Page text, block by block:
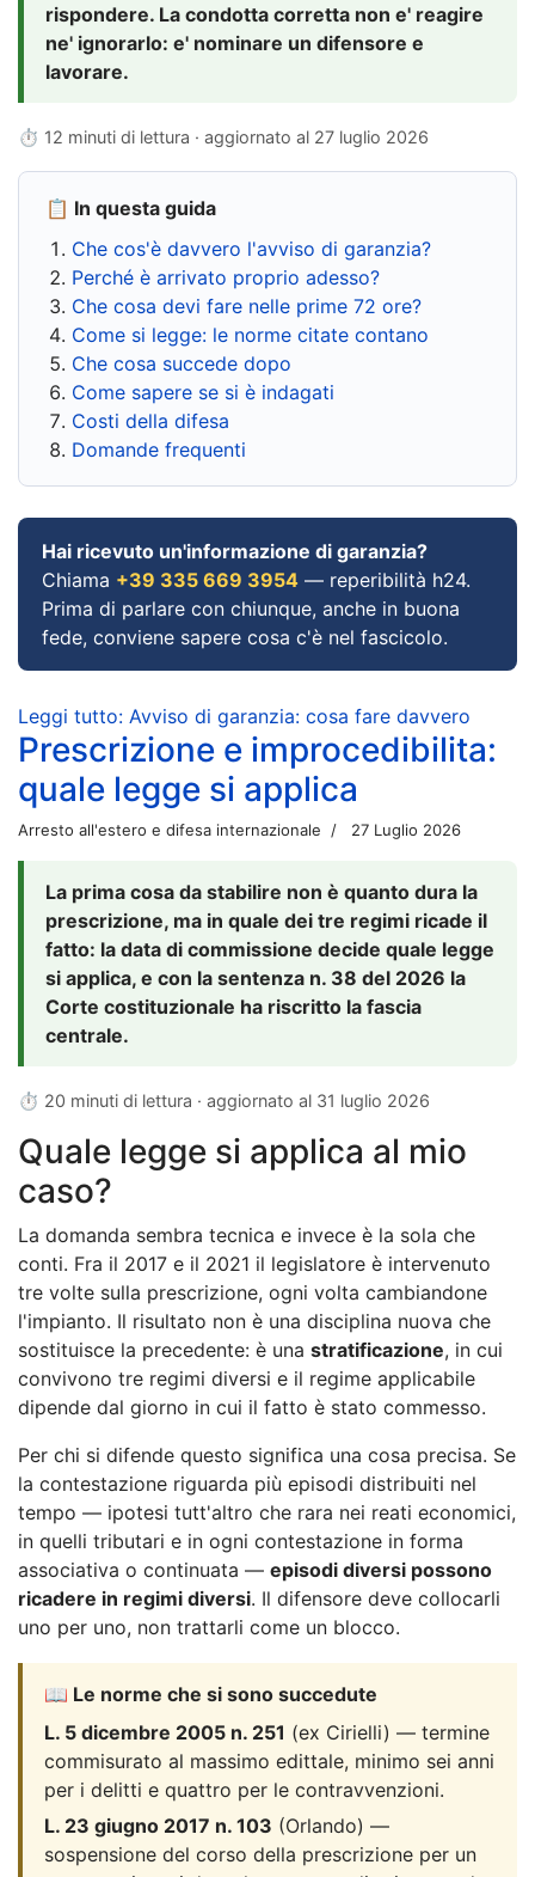
rispondere. La condotta corretta non e' reagire
ne' ignorarlo: e' nominare un difensore e
lavorare.
⏱ 12 minuti di lettura · aggiornato al 27 luglio 2026
📋 In questa guida
Che cos'è davvero l'avviso di garanzia?
Perché è arrivato proprio adesso?
Che cosa devi fare nelle prime 72 ore?
Come si legge: le norme citate contano
Che cosa succede dopo
Come sapere se si è indagati
Costi della difesa
Domande frequenti
Hai ricevuto un'informazione di garanzia?
Chiama +39 335 669 3954 — reperibilità h24.
Prima di parlare con chiunque, anche in buona
fede, conviene sapere cosa c'è nel fascicolo.
Leggi tutto: Avviso di garanzia: cosa fare davvero
Prescrizione e improcedibilita:
quale legge si applica
Arresto all'estero e difesa internazionale 27 Luglio 2026
La prima cosa da stabilire non è quanto dura la
prescrizione, ma in quale dei tre regimi ricade il
fatto: la data di commissione decide quale legge
si applica, e con la sentenza n. 38 del 2026 la
Corte costituzionale ha riscritto la fascia
centrale.
⏱ 20 minuti di lettura · aggiornato al 31 luglio 2026
Quale legge si applica al mio
caso?
La domanda sembra tecnica e invece è la sola che
conti. Fra il 2017 e il 2021 il legislatore è intervenuto
tre volte sulla prescrizione, ogni volta cambiandone
l'impianto. Il risultato non è una disciplina nuova che
sostituisce la precedente: è una stratificazione, in cui
convivono tre regimi diversi e il regime applicabile
dipende dal giorno in cui il fatto è stato commesso.
Per chi si difende questo significa una cosa precisa. Se
la contestazione riguarda più episodi distribuiti nel
tempo — ipotesi tutt'altro che rara nei reati economici,
in quelli tributari e in ogni contestazione in forma
associativa o continuata — episodi diversi possono
ricadere in regimi diversi. Il difensore deve collocarli
uno per uno, non trattarli come un blocco.
📖 Le norme che si sono succedute
L. 5 dicembre 2005 n. 251 (ex Cirielli) — termine
commisurato al massimo edittale, minimo sei anni
per i delitti e quattro per le contravvenzioni.
L. 23 giugno 2017 n. 103 (Orlando) —
sospensione del corso della prescrizione per un